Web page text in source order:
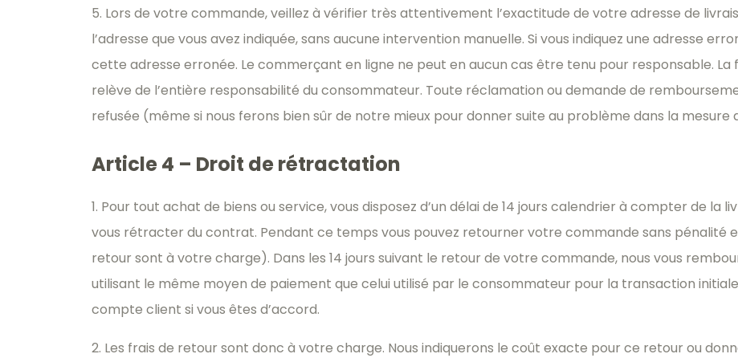
5. Lors de votre commande, veillez à vérifier très attentivement l’exactitude de votre adresse de
l’adresse que vous avez indiquée, sans aucune intervention manuelle. Si vous indiquez une adresse
cette adresse erronée. Le commerçant en ligne ne peut en aucun cas être tenu pour responsable. La
relève de l’entière responsabilité du consommateur. Toute réclamation ou demande de
refusée (même si nous ferons bien sûr de notre mieux pour donner suite au problème dans la mesure
Article 4 – Droit de rétractation
1. Pour tout achat de biens ou service, vous disposez d’un délai de 14 jours calendrier à compter de la
vous rétracter du contrat. Pendant ce temps vous pouvez retourner votre commande sans pénalité
retour sont à votre charge). Dans les 14 jours suivant le retour de votre commande, nous vous
utilisant le même moyen de paiement que celui utilisé par le consommateur pour la transaction
compte client si vous êtes d’accord.
2. Les frais de retour sont donc à votre charge. Nous indiquerons le coût exacte pour ce retour ou